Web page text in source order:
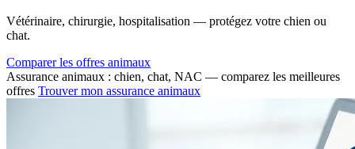
Vétérinaire, chirurgie, hospitalisation — protégez votre chien ou
chat.
Comparer les offres animaux
Assurance animaux : chien, chat, NAC — comparez les meilleures
offres Trouver mon assurance animaux